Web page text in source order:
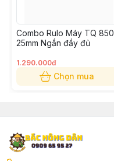
Combo Rulo Máy TQ 850
25mm Ngắn đầy đủ
1.290.000đ
Chọn mua